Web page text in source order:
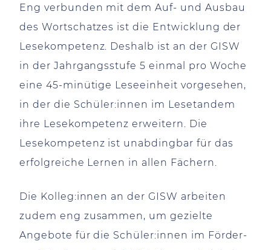
Eng verbunden mit dem Auf- und Ausbau
des Wortschatzes ist die Entwicklung der
Lesekompetenz. Deshalb ist an der GISW
in der Jahrgangsstufe 5 einmal pro Woche
eine 45-minütige Leseeinheit vorgesehen,
in der die Schüler:innen im Lesetandem
ihre Lesekompetenz erweitern. Die
Lesekompetenz ist unabdingbar für das
erfolgreiche Lernen in allen Fächern.
Die Kolleg:innen an der GISW arbeiten
zudem eng zusammen, um gezielte
Angebote für die Schüler:innen im Förder-